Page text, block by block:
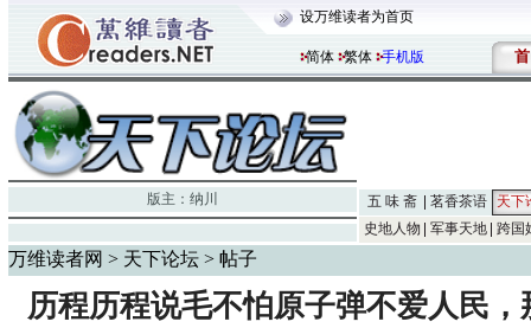
设万维读者为首页
简体 繁体 手机版 首
版主： 纳川 五 味 斋 茗香茶语
天下
史地人物
军事天地 跨国
万维读者网 > 天下论坛 > 帖子
历程历程说毛不怕原子弹不爱人民